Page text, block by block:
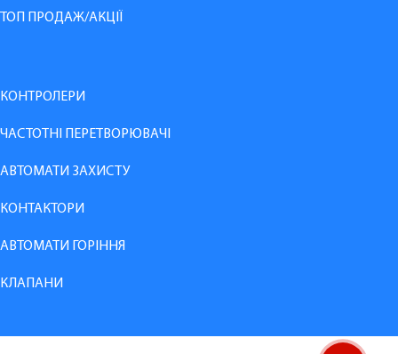
ТОП ПРОДАЖ/АКЦІЇ
КОНТРОЛЕРИ
ЧАСТОТНІ ПЕРЕТВОРЮВАЧІ
АВТОМАТИ ЗАХИСТУ
КОНТАКТОРИ
АВТОМАТИ ГОРІННЯ
КЛАПАНИ